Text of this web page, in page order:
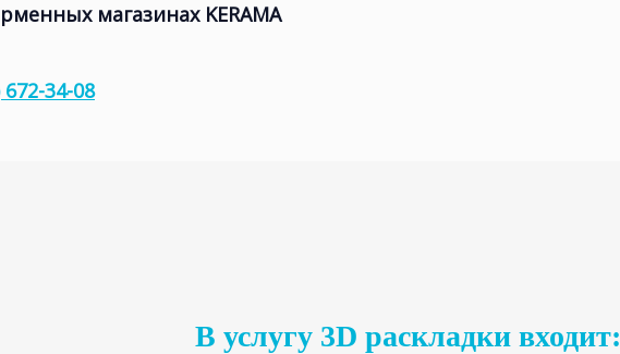
магазинах KERAMA
672-34-08
В услугу 3D раскладки входит: